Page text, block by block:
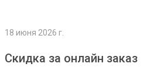
18 июня 2026 г.
Скидка за онлайн заказ